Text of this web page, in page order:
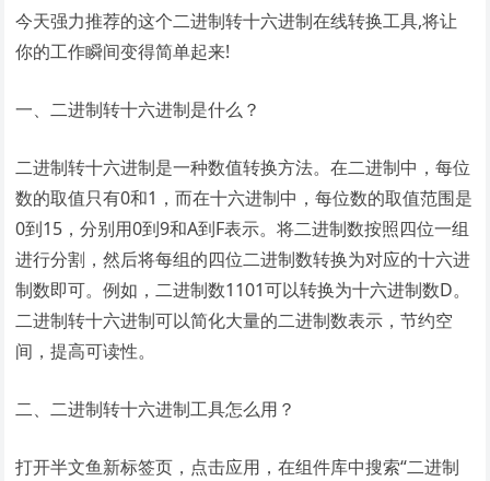
今天强力推荐的这个二进制转十六进制在线转换工具,将让
你的工作瞬间变得简单起来!
一、二进制转十六进制是什么？
二进制转十六进制是一种数值转换方法。在二进制中，每位
数的取值只有0和1，而在十六进制中，每位数的取值范围是
0到15，分别用0到9和A到F表示。将二进制数按照四位一组
进行分割，然后将每组的四位二进制数转换为对应的十六进
制数即可。例如，二进制数1101可以转换为十六进制数D。
二进制转十六进制可以简化大量的二进制数表示，节约空
间，提高可读性。
二、二进制转十六进制工具怎么用？
打开半文鱼新标签页，点击应用，在组件库中搜索“二进制